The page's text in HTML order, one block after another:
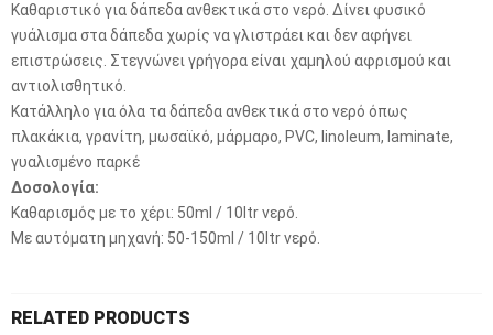
Καθαριστικό για δάπεδα ανθεκτικά στο νερό. Δίνει φυσικό
γυάλισμα στα δάπεδα χωρίς να γλιστράει και δεν αφήνει
επιστρώσεις. Στεγνώνει γρήγορα είναι χαμηλού αφρισμού και
αντιολισθητικό.
Κατάλληλο για όλα τα δάπεδα ανθεκτικά στο νερό όπως
πλακάκια, γρανίτη, μωσαϊκό, μάρμαρο, PVC, linoleum, laminate,
γυαλισμένο παρκέ
Δοσολογία:
Καθαρισμός με το χέρι: 50ml / 10ltr νερό.
Με αυτόματη μηχανή: 50-150ml / 10ltr νερό.
RELATED PRODUCTS